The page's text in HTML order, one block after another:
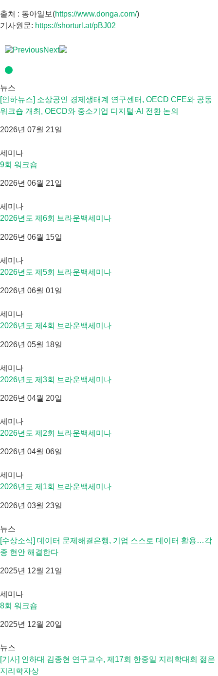
출처 : 동아일보(https://www.donga.com/)
기사원문: https://shorturl.at/pBJ02
PreviousNext
뉴스
[인하뉴스] 소상공인 경제생태계 연구센터, OECD CFE와 공동
워크숍 개최, OECD와 중소기업 디지털·AI 전환 논의
2026년 07월 21일
세미나
9회 워크숍
2026년 06월 21일
세미나
2026년도 제6회 브라운백세미나
2026년 06월 15일
세미나
2026년도 제5회 브라운백세미나
2026년 06월 01일
세미나
2026년도 제4회 브라운백세미나
2026년 05월 18일
세미나
2026년도 제3회 브라운백세미나
2026년 04월 20일
세미나
2026년도 제2회 브라운백세미나
2026년 04월 06일
세미나
2026년도 제1회 브라운백세미나
2026년 03월 23일
뉴스
[수상소식] 데이터 문제해결은행, 기업 스스로 데이터 활용…각
종 현안 해결한다
2025년 12월 21일
세미나
8회 워크숍
2025년 12월 20일
뉴스
[기사] 인하대 김종현 연구교수, 제17회 한중일 지리학대회 젊은
지리학자상